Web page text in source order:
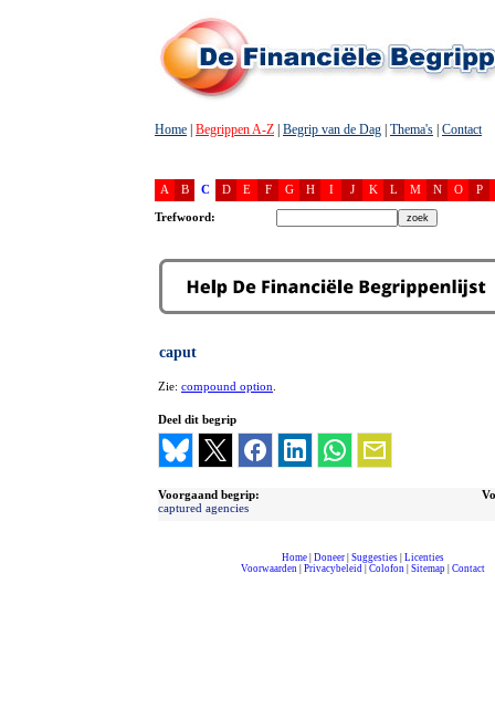
Home Begrippen A-Z Begrip van de Dag Thema's Contact
A B C D E F G H I J K L M N O P
Trefwoord:
caput
Zie: compound option
Deel dit begrip
Voorgaand begrip:
captured agencies
Home| Doneer| Suggesties| Licenties
Voorwaarden| Privacybeleid| Colofon| Sitemap| Contact